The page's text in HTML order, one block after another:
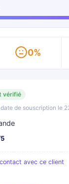
0%
vérifié
de souscription le
avec ce client